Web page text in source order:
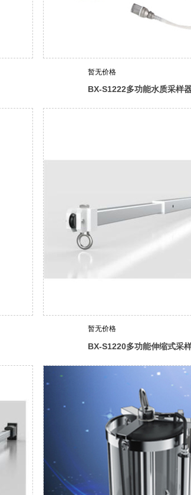
暂无价格
BX-S1222多功能水质采样
暂无价格
BX-S1220多功能伸缩式采